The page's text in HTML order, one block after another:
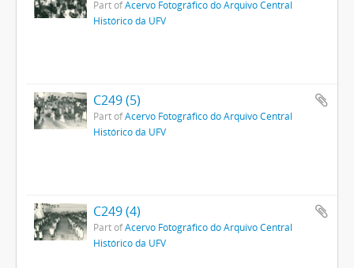
Part ofAcervo Fotográfico do Arquivo Central
Histórico da UFV
C249 (5)
Part ofAcervo Fotográfico do Arquivo Central
Histórico da UFV
C249 (4)
Part ofAcervo Fotográfico do Arquivo Central
Histórico da UFV